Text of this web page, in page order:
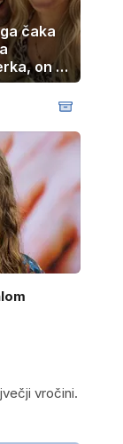
čaka
on pa
z
vročini.